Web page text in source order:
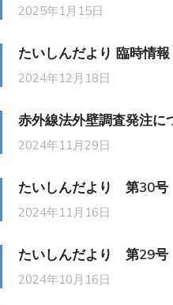
2025年1月15日
たいしんだより 臨時情
2024年12月18日
赤外線法外壁調査発注に
2024年11月29日
たいしんだより 第30号
2024年11月16日
たいしんだより 第29号
2024年10月16日